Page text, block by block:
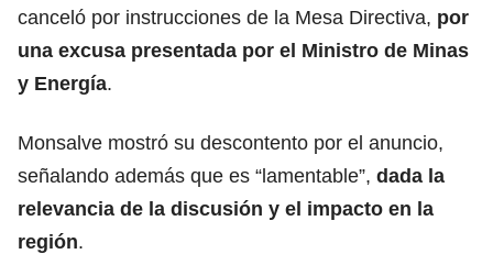
canceló por instrucciones de la Mesa Directiva, por
una excusa presentada por el Ministro de Minas
y Energía.
Monsalve mostró su descontento por el anuncio,
señalando además que es “lamentable”, dada la
relevancia de la discusión y el impacto en la
región.